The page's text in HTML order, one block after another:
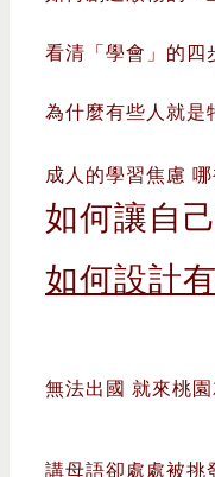
看清「學會」的
為什麼有些人就
成人的學習焦慮
如何讓自
如何設計
無法出國 就來桃
講母語卻處處被